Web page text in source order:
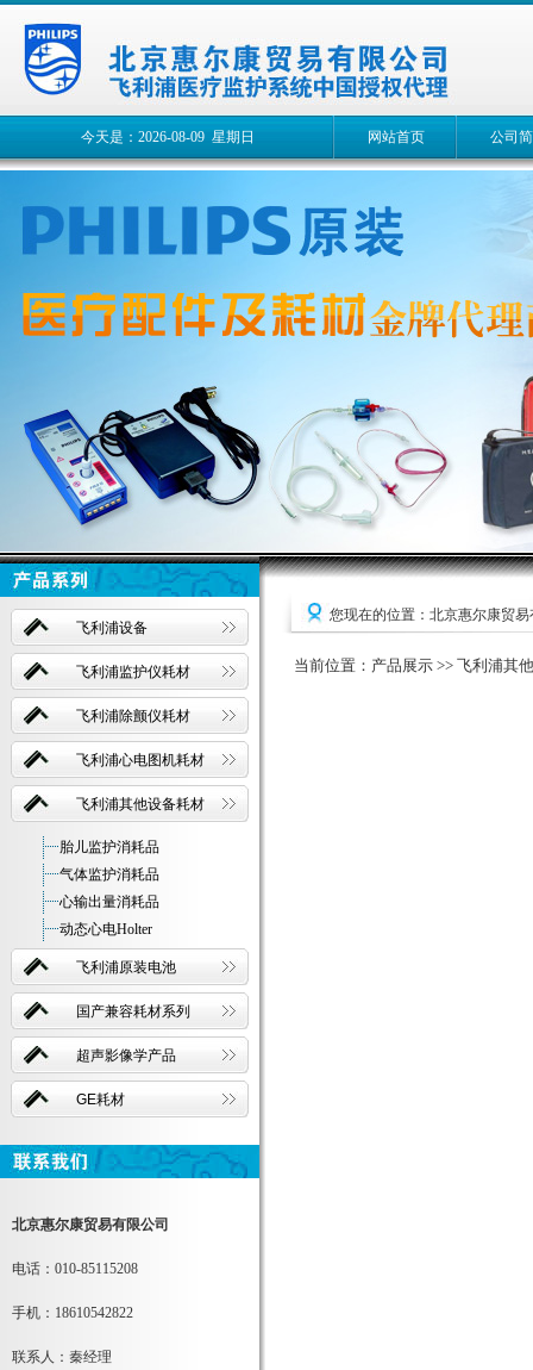
今天是：2026-08-09 星期日 网站首页 公司
飞利浦设备
飞利浦监护仪耗材
飞利浦除颤仪耗材
飞利浦心电图机耗材
飞利浦其他设备耗材
胎儿监护消耗品
气体监护消耗品
心输出量消耗品
动态心电Holter
飞利浦原装电池
国产兼容耗材系列
超声影像学产品
GE耗材
北京惠尔康贸易有限公司
电话：010-85115208
手机：18610542822
联系人：秦经理
您现在的位置：北京惠尔康贸
当前位置：产品展示 >> 飞利浦其